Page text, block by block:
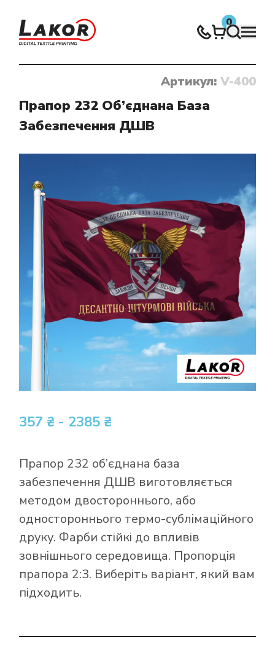
0
Нічого не знайденоАртикул: V-400
Прапор 232 Об’єднана База
Забезпечення ДШВ
357 ₴ - 2385 ₴
Прапор 232 об’єднана база
забезпечення ДШВ виготовляється
методом двостороннього, або
одностороннього термо-сублімаційного
друку. Фарби стійкі до впливів
зовнішнього середовища. Пропорція
прапора 2:3. Виберіть варіант, який вам
підходить.